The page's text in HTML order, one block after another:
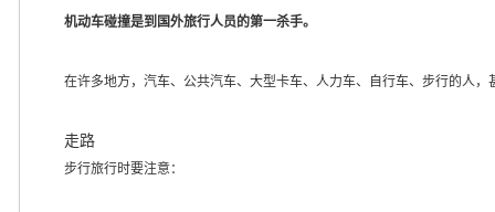
机动车碰撞是到国外旅行人员的第一杀手。
在许多地方，汽车、公共汽车、大型卡车、人力车、自行车、步行的人
走路
步行旅行时要注意：